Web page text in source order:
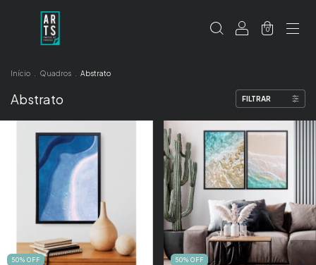
0
Início Quadros Abstrato
Abstrato FILTRAR
50% OFF 50% OFF